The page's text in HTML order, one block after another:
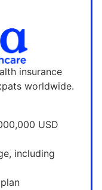
insurance
worldwide.
USD
including